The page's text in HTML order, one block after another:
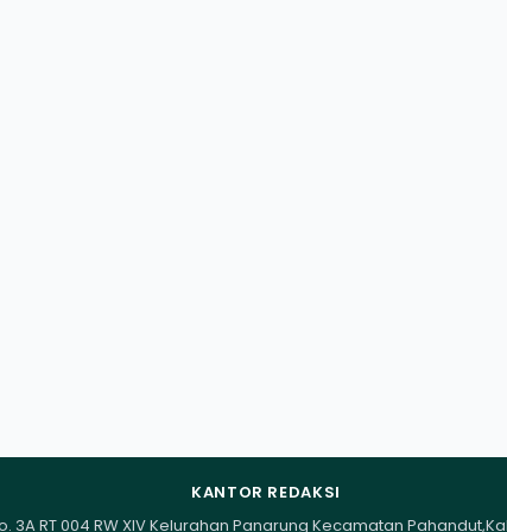
KANTOR REDAKSI
3A RT 004 RW XIV Kelurahan Panarung Kecamatan